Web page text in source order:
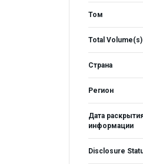
Том
Total Volume(s)
Страна
Регион
Дата
информации
Disclosure